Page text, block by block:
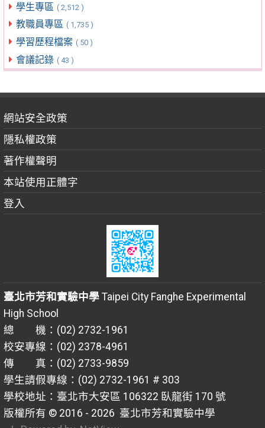
學生專區 ( 2,512 )
教職員專區 ( 1,735 )
學習歷程檔案 ( 50 )
會議記錄 ( 43 )
網站安全政策
隱私權政策
著作權聲明
本站使用正體字
登入
臺北市芳和實驗中學Taipei City Fanghe Experimental
High School
總 機：(02) 2732-1961
校安專線：(02) 2378-4961
傳 真：(02) 2733-9859
學生請假專線：(02) 2732-1961 # 303
學校地址：臺北市大安區 106322 臥龍街 170 號
版權所有 © 2016 - 2026 臺北市芳和實驗中學